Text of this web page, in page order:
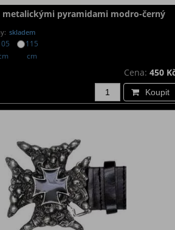
metalickými pyramidami modro-černý
skladem
115
cm
Cena: 450
Koupit